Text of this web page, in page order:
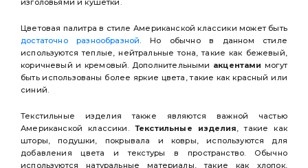
изголовьями и кушетки.
Цветовая палитра в стиле Американской классики может быть
достаточно разнообразной. Но обычно в данном стиле
используются теплые, нейтральные тона, такие как бежевый,
коричневый и кремовый. Дополнительными акцентами могут
быть использованы более яркие цвета, такие как красный или
синий.
Текстильные изделия также являются важной частью
Американской классики. Текстильные изделия, такие как
шторы, подушки, покрывала и ковры, используются для
добавления цвета и текстуры в пространство. Обычно
используются натуральные материалы, такие как хлопок,